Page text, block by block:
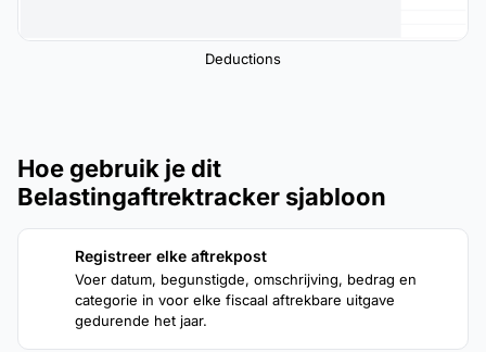
Deductions
Hoe gebruik je dit
Belastingaftrektracker sjabloon
Registreer elke aftrekpost
Voer datum, begunstigde, omschrijving, bedrag en
categorie in voor elke fiscaal aftrekbare uitgave
gedurende het jaar.